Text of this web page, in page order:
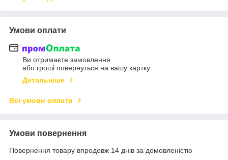
Умови оплати
Ви отримаєте замовлення
або гроші повернуться на вашу картку
Детальніше
Всі умови оплати
Умови повернення
Повернення товару впродовж 14 днів за домовленістю